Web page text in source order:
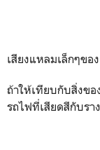
เสียงแหลมเล็กๆข
ถ้าให้เทียบกับสิ่งขอ
รถไฟที่เสียดสีกับรา